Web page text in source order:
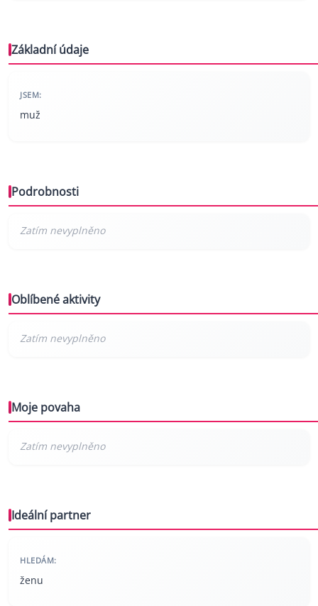
Základní údaje
JSEM:
muž
Podrobnosti
Oblíbené aktivity
Moje povaha
Ideální partner
HLEDÁM:
ženu